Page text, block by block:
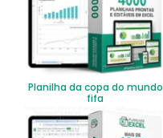
Planilha da copa do mundo
fifa